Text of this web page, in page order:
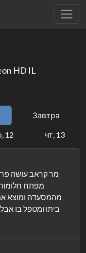
HD IL
Завтра
12 чт, 13
מר קראב עושה
מפתח חלומות
מהמסעדה ומוצא
ביתו ומטפל בו